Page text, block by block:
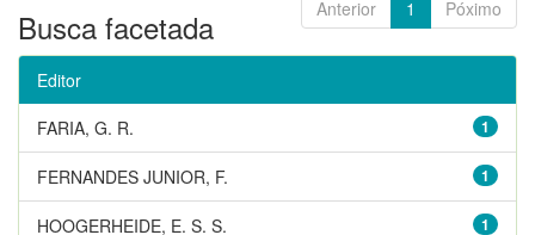
Anterior 1 Póximo
Busca facetada
Editor
1
FARIA, G. R.
1
FERNANDES JUNIOR, F.
1
HOOGERHEIDE, E. S. S.